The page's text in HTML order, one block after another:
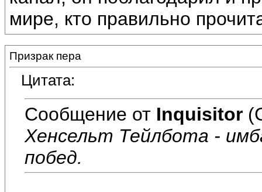
мире, кто правильно
Призрак пера
Цитата:
Сообщение от Inquisitor
Хенсельт Тейлбота -
побед.